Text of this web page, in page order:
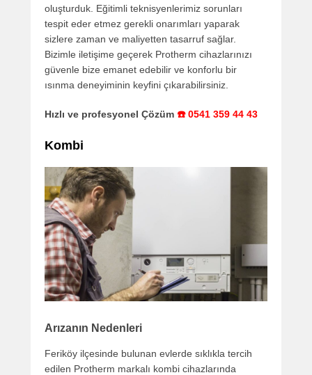
oluşturduk. Eğitimli teknisyenlerimiz sorunları
tespit eder etmez gerekli onarımları yaparak
sizlere zaman ve maliyetten tasarruf sağlar.
Bizimle iletişime geçerek Protherm cihazlarınızı
güvenle bize emanet edebilir ve konforlu bir
ısınma deneyiminin keyfini çıkarabilirsiniz.
Hızlı ve profesyonel Çözüm ☎️ 0541 359 44 43
Kombi
Arızanın Nedenleri
Feriköy ilçesinde bulunan evlerde sıklıkla tercih
edilen Protherm markalı kombi cihazlarında